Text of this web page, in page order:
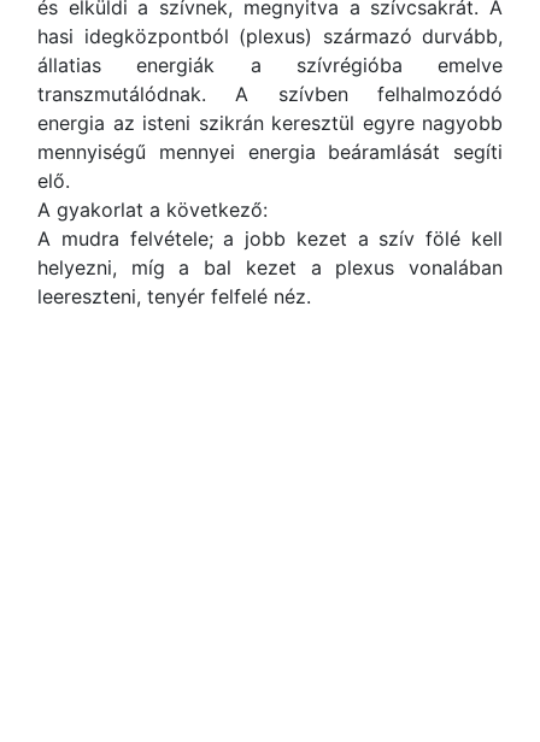
és elküldi a szívnek, megnyitva a szívcsakrát. A
hasi idegközpontból (plexus) származó durvább,
állatias energiák a szívrégióba emelve
transzmutálódnak. A szívben felhalmozódó
energia az isteni szikrán keresztül egyre nagyobb
mennyiségű mennyei energia beáramlását segíti
elő.
A gyakorlat a következő:
A mudra felvétele; a jobb kezet a szív fölé kell
helyezni, míg a bal kezet a plexus vonalában
leereszteni, tenyér felfelé néz.